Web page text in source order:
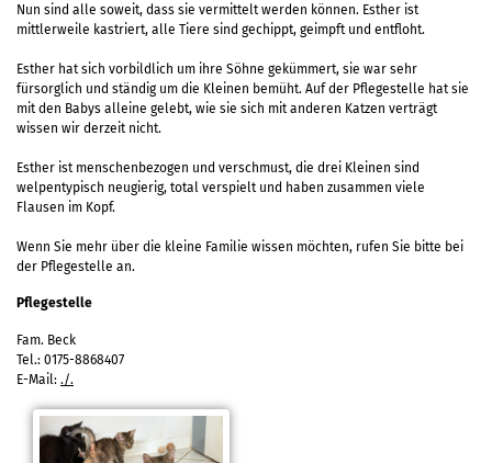
Nun sind alle soweit, dass sie vermittelt werden können. Esther ist
mittlerweile kastriert, alle Tiere sind gechippt, geimpft und entfloht.
Esther hat sich vorbildlich um ihre Söhne gekümmert, sie war sehr
fürsorglich und ständig um die Kleinen bemüht. Auf der Pflegestelle hat sie
mit den Babys alleine gelebt, wie sie sich mit anderen Katzen verträgt
wissen wir derzeit nicht.
Esther ist menschenbezogen und verschmust, die drei Kleinen sind
welpentypisch neugierig, total verspielt und haben zusammen viele
Flausen im Kopf.
Wenn Sie mehr über die kleine Familie wissen möchten, rufen Sie bitte bei
der Pflegestelle an.
Pflegestelle
Fam. Beck
Tel.: 0175-8868407
E-Mail: ./.